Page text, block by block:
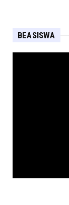
BEASISWA